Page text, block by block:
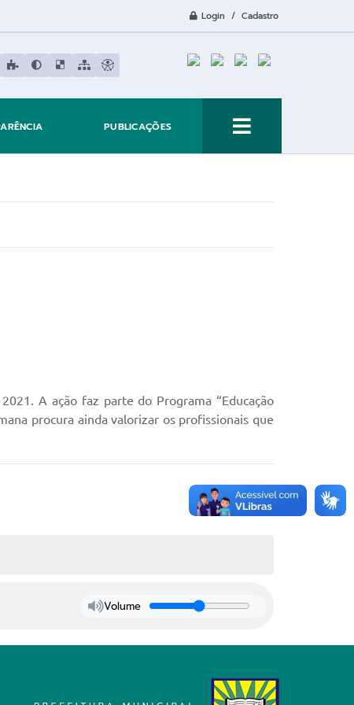
Login / Cadastro
PUBLICAÇÕES
A ação faz parte do Programa “Educação
procura ainda valorizar os profissionais que
Volume